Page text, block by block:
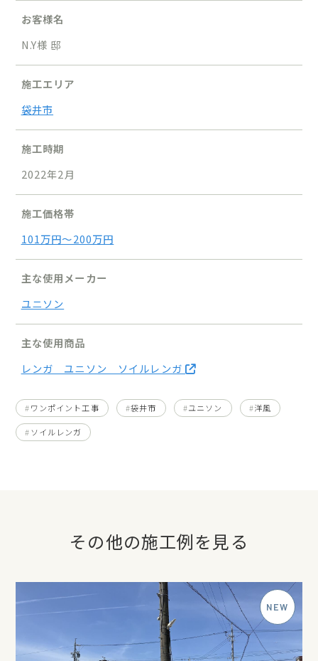
お客様名
N.Y様 邸
施工エリア
袋井市
施工時期
2022年2月
施工価格帯
101万円〜200万円
主な使用メーカー
ユニソン
主な使用商品
レンガ ユニソン ソイルレンガ
ワンポイント工事 袋井市 ユニソン 洋風
ソイルレンガ
その他の施工例を見る